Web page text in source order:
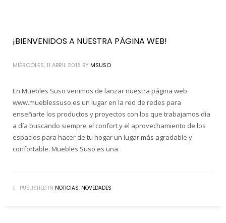
¡BIENVENIDOS A NUESTRA PÁGINA WEB!
MIÉRCOLES, 11 ABRIL 2018 BY MSUSO
En Muebles Suso venimos de lanzar nuestra página web
www.mueblessuso.es un lugar en la red de redes para
enseñarte los productos y proyectos con los que trabajamos día
a día buscando siempre el confort y el aprovechamiento de los
espacios para hacer de tu hogar un lugar más agradable y
confortable. Muebles Suso es una
PUBLISHED IN NOTICIAS, NOVEDADES